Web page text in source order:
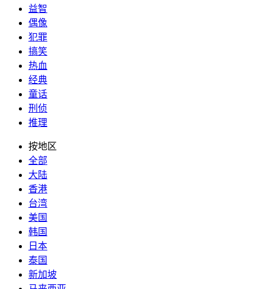
益智
偶像
犯罪
搞笑
热血
经典
童话
刑侦
推理
按地区
全部
大陆
香港
台湾
美国
韩国
日本
泰国
新加坡